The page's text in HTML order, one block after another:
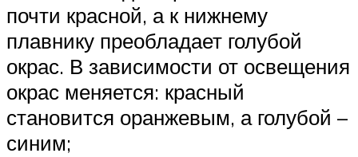
почти красной, а к нижнему
плавнику преобладает голубой
окрас. В зависимости от освещения
окрас меняется: красный
становится оранжевым, а голубой –
синим;